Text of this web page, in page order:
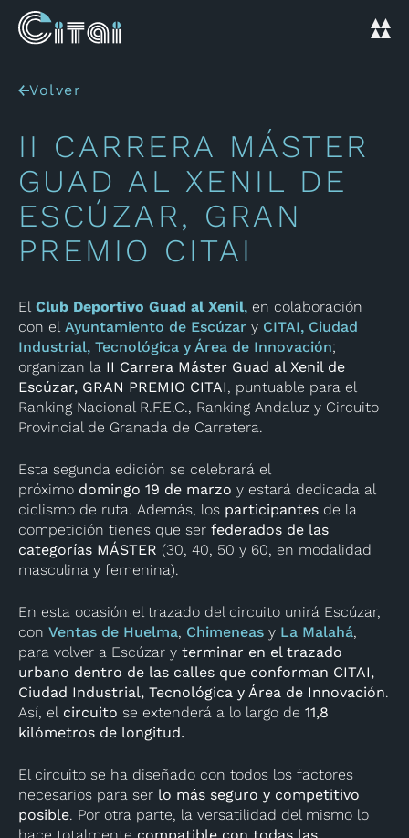
Volver
II CARRERA MÁSTER
GUAD AL XENIL DE
ESCÚZAR, GRAN
PREMIO CITAI
El Club Deportivo Guad al Xenil, en colaboración
con el Ayuntamiento de Escúzar y CITAI, Ciudad
Industrial, Tecnológica y Área de Innovación;
organizan la II Carrera Máster Guad al Xenil de
Escúzar, GRAN PREMIO CITAI, puntuable para el
Ranking Nacional R.F.E.C., Ranking Andaluz y Circuito
Provincial de Granada de Carretera.
Esta segunda edición se celebrará el
próximo domingo 19 de marzo y estará dedicada al
ciclismo de ruta. Además, los participantes de la
competición tienes que ser federados de las
categorías MÁSTER (30, 40, 50 y 60, en modalidad
masculina y femenina).
En esta ocasión el trazado del circuito unirá Escúzar,
con Ventas de Huelma, Chimeneas y La Malahá,
para volver a Escúzar y terminar en el trazado
urbano dentro de las calles que conforman CITAI,
Ciudad Industrial, Tecnológica y Área de Innovación.
Así, elcircuito se extenderá a lo largo de 11,8
kilómetros de longitud.
El circuito se ha diseñado con todos los factores
necesarios para ser lo más seguro y competitivo
posible. Por otra parte, la versatilidad del mismo lo